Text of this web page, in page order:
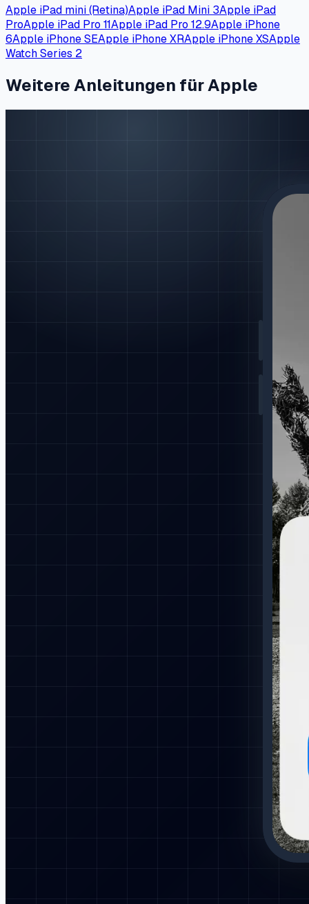
Apple iPad mini (Retina)Apple iPad Mini 3Apple iPad
ProApple iPad Pro 11Apple iPad Pro 12.9Apple iPhone
6Apple iPhone SEApple iPhone XRApple iPhone XSApple
Watch Series 2
Weitere Anleitungen für Apple